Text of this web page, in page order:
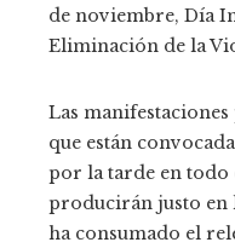
de noviembre, Día
Eliminación de la
Las manifestaciones
que están
por la tarde en
producirán justo en
ha consumado el